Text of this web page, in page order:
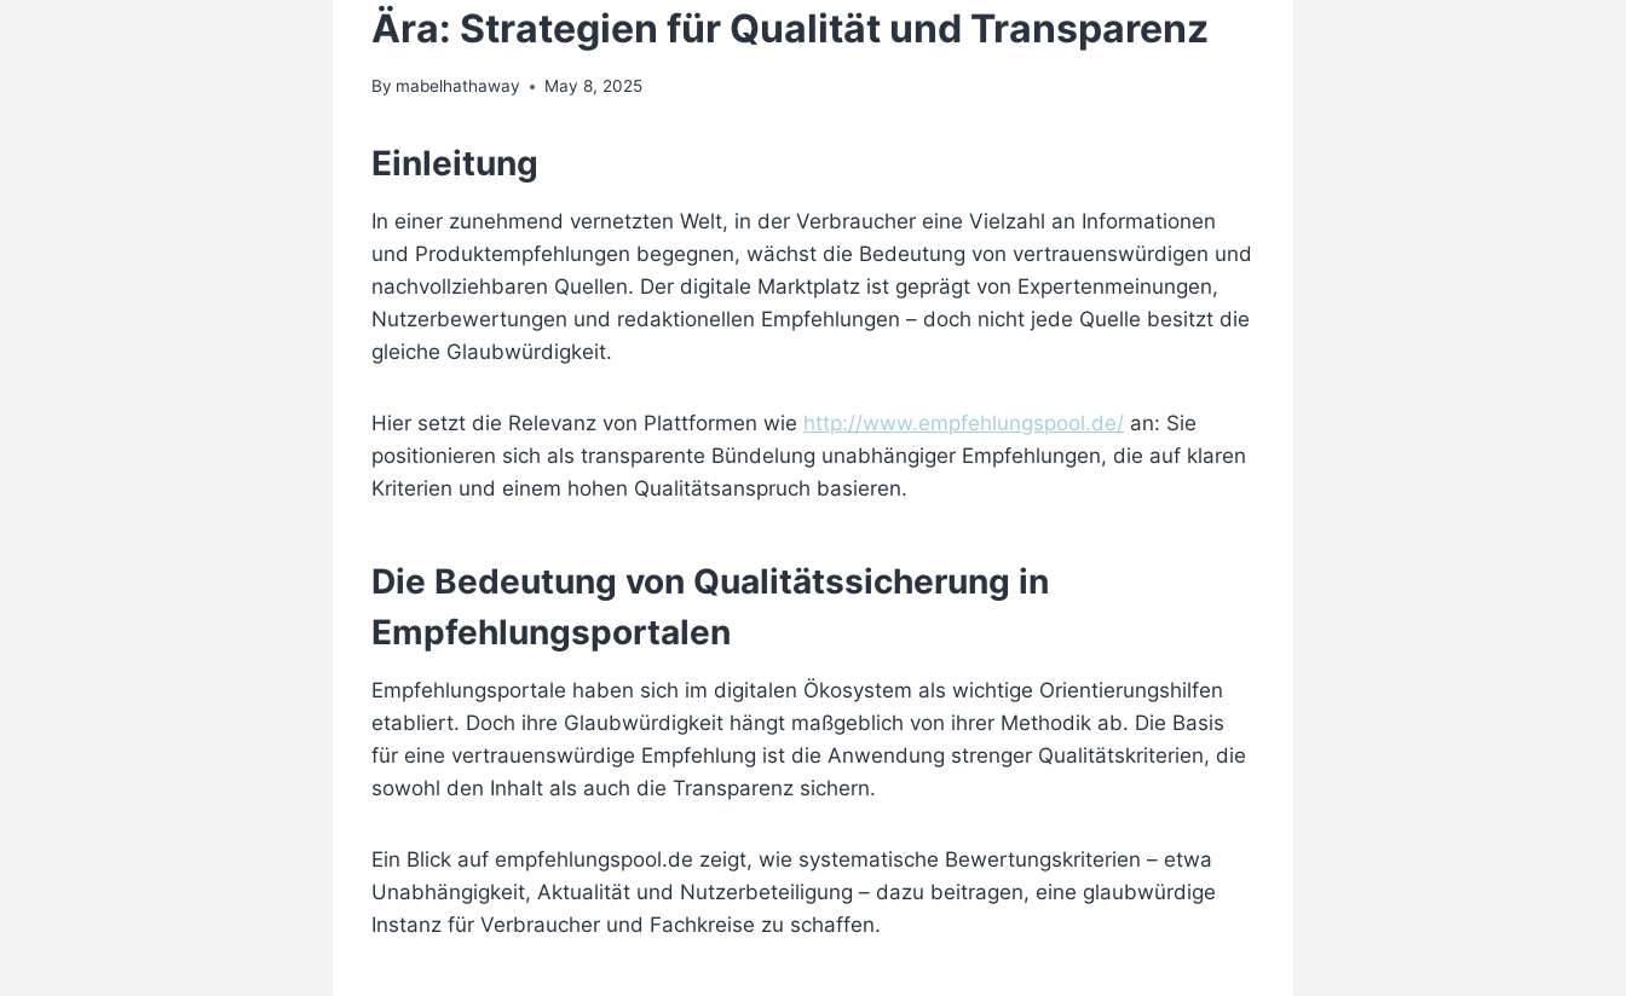
Ära: Strategien für Qualität und Transparenz
By mabelhathaway May 8, 2025
Einleitung
In einer zunehmend vernetzten Welt, in der Verbraucher eine Vielzahl an Informationen
und Produktempfehlungen begegnen, wächst die Bedeutung von vertrauenswürdigen und
nachvollziehbaren Quellen. Der digitale Marktplatz ist geprägt von Expertenmeinungen,
Nutzerbewertungen und redaktionellen Empfehlungen – doch nicht jede Quelle besitzt die
gleiche Glaubwürdigkeit.
Hier setzt die Relevanz von Plattformen wie http://www.empfehlungspool.de/ an: Sie
positionieren sich als transparente Bündelung unabhängiger Empfehlungen, die auf klaren
Kriterien und einem hohen Qualitätsanspruch basieren.
Die Bedeutung von Qualitätssicherung in
Empfehlungsportalen
Empfehlungsportale haben sich im digitalen Ökosystem als wichtige Orientierungshilfen
etabliert. Doch ihre Glaubwürdigkeit hängt maßgeblich von ihrer Methodik ab. Die Basis
für eine vertrauenswürdige Empfehlung ist die Anwendung strenger Qualitätskriterien, die
sowohl den Inhalt als auch die Transparenz sichern.
Ein Blick auf empfehlungspool.de zeigt, wie systematische Bewertungskriterien – etwa
Unabhängigkeit, Aktualität und Nutzerbeteiligung – dazu beitragen, eine glaubwürdige
Instanz für Verbraucher und Fachkreise zu schaffen.